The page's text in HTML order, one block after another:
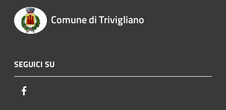
Comune di Trivigliano
SEGUICI SU